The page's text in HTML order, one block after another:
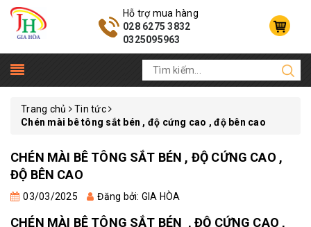
Hỗ trợ mua hàng
028 6275 3832
0325095963
Trang chủ
Tin tức
Chén mài bê tông sắt bén , độ cứng cao , độ bên cao
CHÉN MÀI BÊ TÔNG SẮT BÉN , ĐỘ CỨNG CAO ,
ĐỘ BÊN CAO
03/03/2025 Đăng bởi: GIA HÒA
CHÉN MÀI BÊ TÔNG SẮT BÉN , ĐỘ CỨNG CAO ,